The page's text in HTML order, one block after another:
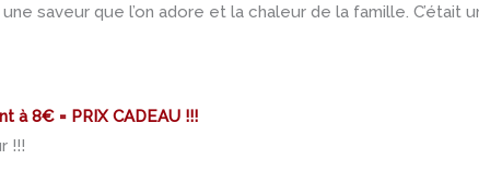
saveur que l’on adore et la chaleur de la famille. C’était
à 8€ = PRIX CADEAU !!!
!!!